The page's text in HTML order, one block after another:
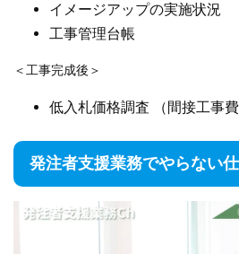
イメージアップの実施状況
工事管理台帳
＜工事完成後＞
低入札価格調査 （間接工事
発注者支援業務でやらない